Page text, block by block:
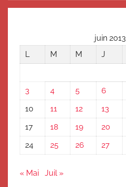
juin 2013
L
M M J
3
4 5 6
10
11 12 13
17
18 19 20
24
25 26 27
« Mai Juil »